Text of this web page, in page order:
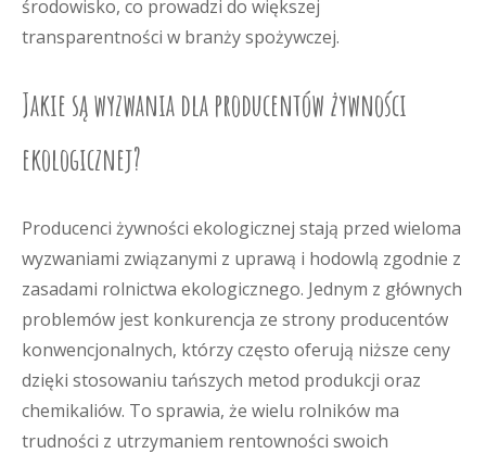
środowisko, co prowadzi do większej
transparentności w branży spożywczej.
Jakie są wyzwania dla producentów żywności
ekologicznej?
Producenci żywności ekologicznej stają przed wieloma
wyzwaniami związanymi z uprawą i hodowlą zgodnie z
zasadami rolnictwa ekologicznego. Jednym z głównych
problemów jest konkurencja ze strony producentów
konwencjonalnych, którzy często oferują niższe ceny
dzięki stosowaniu tańszych metod produkcji oraz
chemikaliów. To sprawia, że wielu rolników ma
trudności z utrzymaniem rentowności swoich